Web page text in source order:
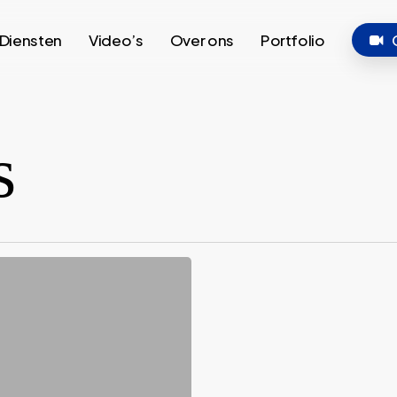
Diensten Video’s Over ons Portfolio